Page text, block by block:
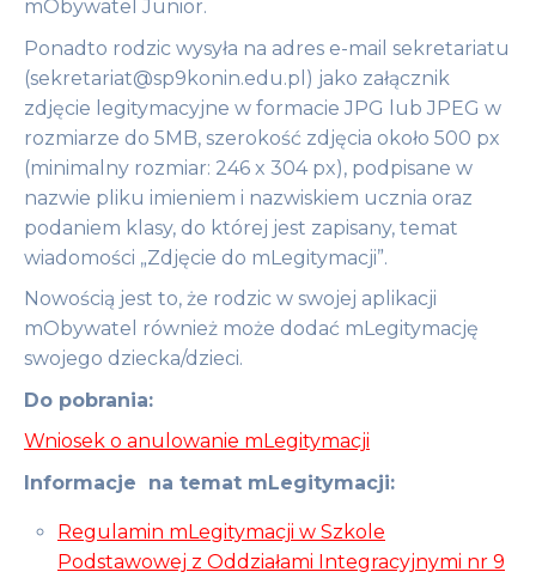
mObywatel Junior.
Ponadto rodzic wysyła na adres e-mail sekretariatu
(sekretariat@sp9konin.edu.pl) jako załącznik
zdjęcie legitymacyjne w formacie JPG lub JPEG w
rozmiarze do 5MB, szerokość zdjęcia około 500 px
(minimalny rozmiar: 246 x 304 px), podpisane w
nazwie pliku imieniem i nazwiskiem ucznia oraz
podaniem klasy, do której jest zapisany, temat
wiadomości „Zdjęcie do mLegitymacji”.
Nowością jest to, że rodzic w swojej aplikacji
mObywatel również może dodać mLegitymację
swojego dziecka/dzieci.
Do pobrania:
Wniosek o anulowanie mLegitymacji
Informacje na temat mLegitymacji:
Regulamin mLegitymacji w Szkole
Podstawowej z Oddziałami Integracyjnymi nr 9